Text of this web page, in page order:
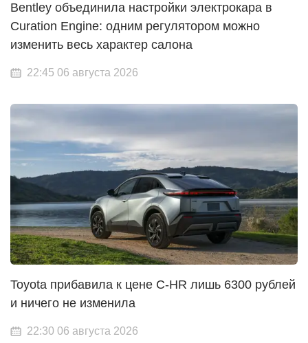
Bentley объединила настройки электрокара в
Curation Engine: одним регулятором можно
изменить весь характер салона
22:45 06 августа 2026
Toyota прибавила к цене C-HR лишь 6300 рублей
и ничего не изменила
22:30 06 августа 2026